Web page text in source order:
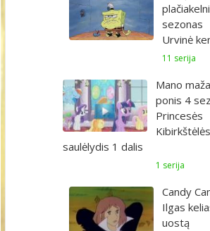
sezonas
Urvinė
11 serija
Mano
ponis 4
Princesės
Kibirkštėlės
saulėlydis 1 dalis
1 serija
Candy
Ilgas
uostą